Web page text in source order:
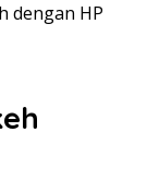
dengan HP